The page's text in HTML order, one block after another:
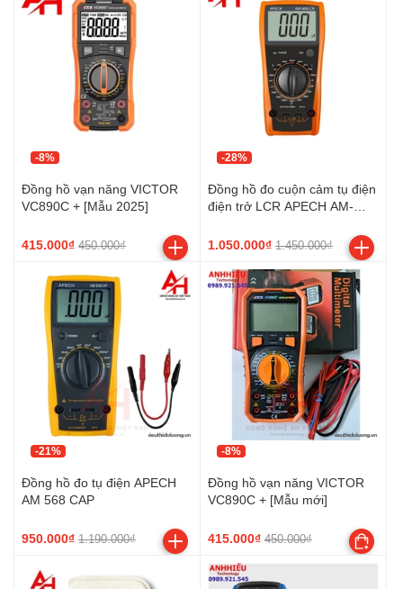
-8%
Đồng hồ vạn năng VICTOR
VC890C + [Mẫu 2025]
415.000₫ 450.000₫
-28%
Đồng hồ đo cuộn cảm tụ điện
điện trở LCR APECH AM-
1.050.000₫ 1.450.000₫
-21%
Đồng hồ đo tụ điện APECH
AM 568 CAP
950.000₫ 1.190.000₫
-8%
Đồng hồ vạn năng VICTOR
VC890C + [Mẫu mới]
415.000₫ 450.000₫